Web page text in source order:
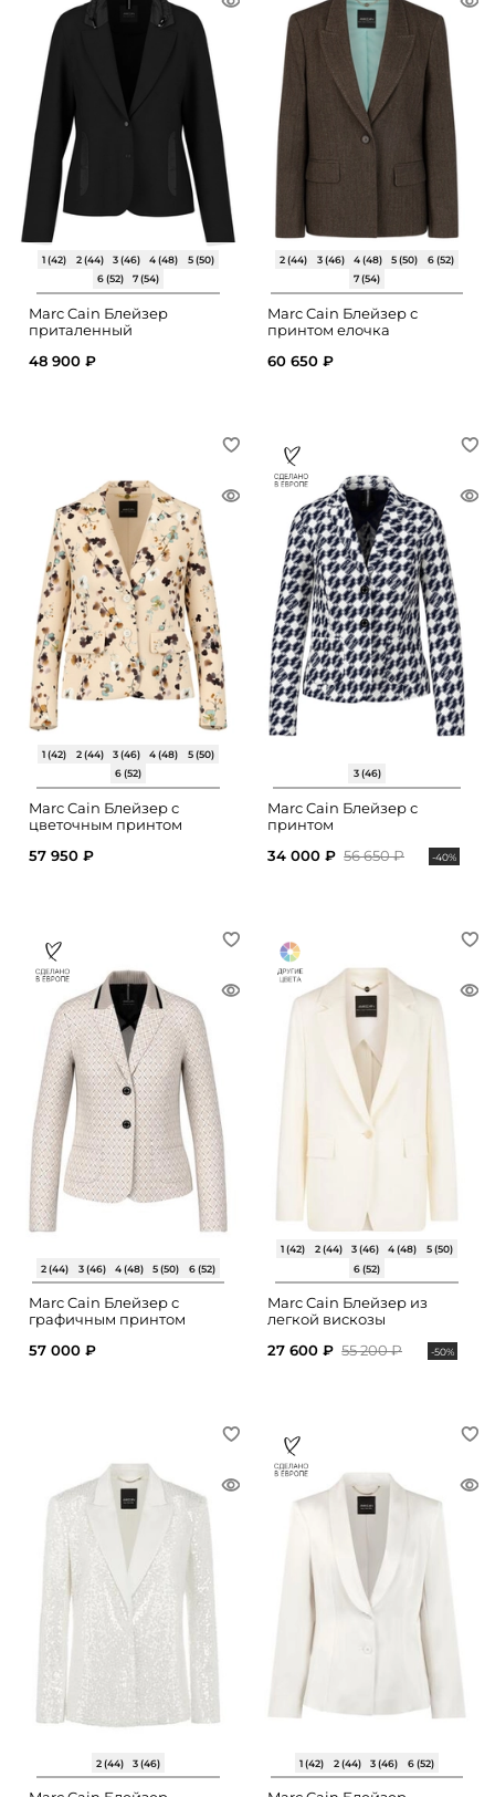
1 (42) 2 (44) 3 (46) 4 (48)
5 (50)
6 (52)
7 (54)
Marc Cain Блейзер
приталенный
48 900 ₽
2 (44) 3 (46) 4 (48) 5 (50)
6 (52)
7 (54)
Marc Cain Блейзер с
принтом елочка
60 650 ₽
1 (42) 2 (44) 3 (46) 4 (48)
5 (50)
6 (52)
Marc Cain Блейзер с
цветочным принтом
57 950 ₽
3 (46)
Marc Cain Блейзер с
принтом
34 000 ₽ 56 650 ₽ -40%
2 (44) 3 (46) 4 (48) 5 (50) 6 (52)
Marc Cain Блейзер с
графичным принтом
57 000 ₽
1 (42) 2 (44) 3 (46) 4 (48)
5 (50)
6 (52)
Marc Cain Блейзер из
легкой вискозы
27 600 ₽ 55 200 ₽ -50%
2 (44) 3 (46) 1 (42) 2 (44) 3 (46) 6 (52)